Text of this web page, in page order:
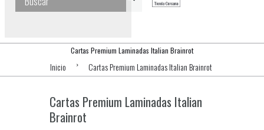
Cartas Premium Laminadas Italian Brainrot
Inicio Cartas Premium Laminadas Italian Brainrot
Cartas Premium Laminadas Italian
Brainrot